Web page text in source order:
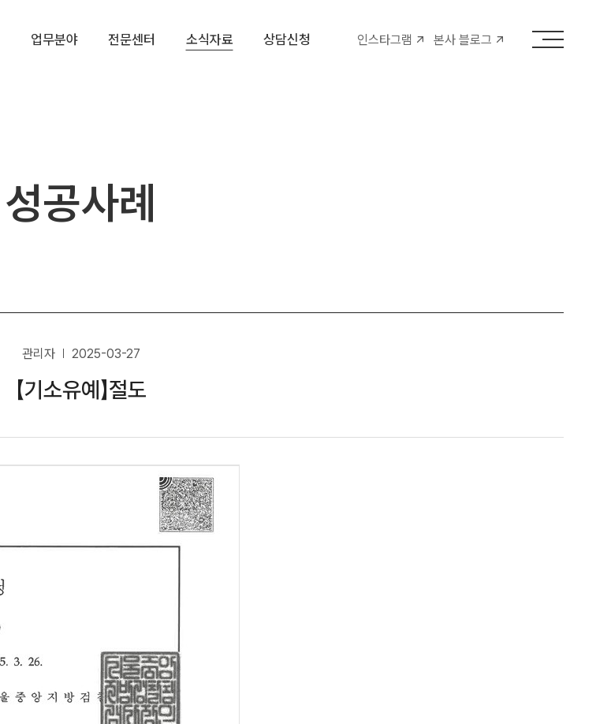
업무분야 전문센터 소식자료 상담신청 인스타그램 본사 블로그
성공사례
관리자 2025-03-27
【기소유예】절도